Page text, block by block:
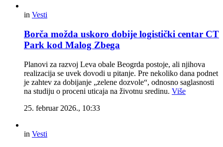
in Vesti
Borča možda uskoro dobije logistički centar CT
Park kod Malog Zbega
Planovi za razvoj Leva obale Beogrda postoje, ali njihova
realizacija se uvek dovodi u pitanje. Pre nekoliko dana podnet
je zahtev za dobijanje „zelene dozvole“, odnosno saglasnosti
na studiju o proceni uticaja na životnu sredinu. Više
25. februar 2026., 10:33
in Vesti